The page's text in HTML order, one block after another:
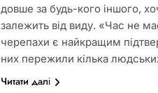
довше за будь-кого іншого,
залежить від виду. «Час не
черепахи є найкращим
них пережили кілька
Читати далі